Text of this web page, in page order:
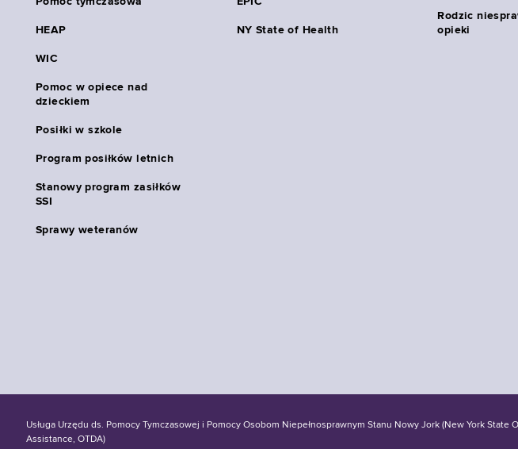
HEAP
WIC
Pomoc w opiece nad
dzieckiem
Posiłki w szkole
Program posiłków letnich
Stanowy program zasiłków
SSI
Sprawy weteranów
NY State of Health
Rodzic
opieki
Usługa Urzędu ds. Pomocy Tymczasowej i Pomocy Osobom Niepełnosprawnym Stanu Nowy Jork (New York State
Assistance, OTDA)